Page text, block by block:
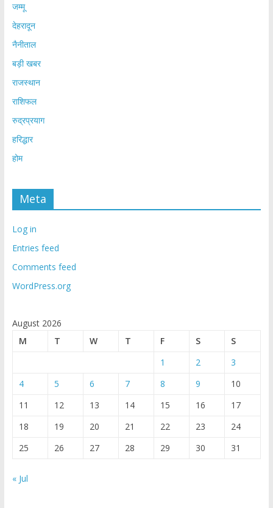
जम्मू
देहरादून
नैनीताल
बड़ी खबर
राजस्थान
राशिफल
रुद्रप्रयाग
हरिद्धार
होम
Meta
Log in
Entries feed
Comments feed
WordPress.org
August 2026
M
T W T F S
S
1
2
3
4
5 6 7 8 9
10
11
12 13 14 15 16
17
18
19 20 21 22 23
24
25
26 27 28 29 30 31
« Jul